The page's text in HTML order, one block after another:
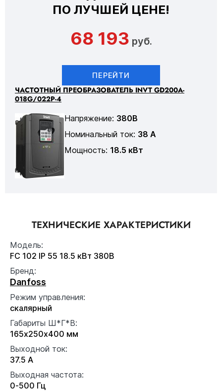
ПО ЛУЧШЕЙ ЦЕНЕ!
68 193 руб.
ПЕРЕЙТИ
ЧАСТОТНЫЙ ПРЕОБРАЗОВАТЕЛЬ INVT GD200A-
018G/022P-4
Напряжение: 380В
Номинальный ток: 38 А
Мощность: 18.5 кВт
ТЕХНИЧЕСКИЕ ХАРАКТЕРИСТИКИ
Модель:
FC 102 IP 55 18.5 кВт 380В
Бренд:
Danfoss
Режим управления:
скалярный
Габариты Ш*Г*В:
165x250x400 мм
Выходной ток:
37.5 А
Выходная частота:
0-500 Гц